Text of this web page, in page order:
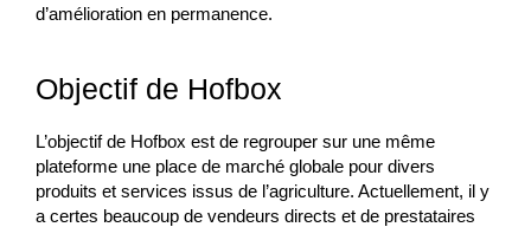
d’amélioration en permanence.
Objectif de Hofbox
L’objectif de Hofbox est de regrouper sur une même
plateforme une place de marché globale pour divers
produits et services issus de l’agriculture. Actuellement, il y
a certes beaucoup de vendeurs directs et de prestataires